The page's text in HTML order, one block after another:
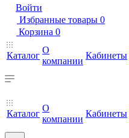
Войти
Избранные товары 0
Корзина 0
Каталог
О
компании
Кабинеты
Каталог
О
компании
Кабинеты